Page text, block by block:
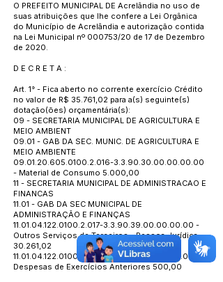
O PREFEITO MUNICIPAL DE Acrelândia no uso de
suas atribuições que lhe confere a Lei Orgânica
do Município de Acrelândia e autorização contida
na Lei Municipal nº 000753/20 de 17 de Dezembro
de 2020.
D E C R E T A :
Art. 1° - Fica aberto no corrente exercício Crédito
no valor de R$ 35.761,02 para a(s) seguinte(s)
dotação(ões) orçamentária(s):
09 - SECRETARIA MUNICIPAL DE AGRICULTURA E
MEIO AMBIENT
09.01 - GAB DA SEC. MUNIC. DE AGRICULTURA E
MEIO AMBIENTE
09.01.20.605.0100.2.016-3.3.90.30.00.00.00.00
- Material de Consumo 5.000,00
11 - SECRETARIA MUNICIPAL DE ADMINISTRACAO E
FINANCAS
11.01 - GAB DA SEC MUNICIPAL DE
ADMINISTRAÇÃO E FINANÇAS
11.01.04.122.0100.2.017-3.3.90.39.00.00.00.00 -
Outros Serviços de Terceiros - Pessoa Jurídica
30.261,02
11.01.04.122.0100.2.017 -3.3.90.92.00.00.00.00 -
Despesas de Exercícios Anteriores 500,00